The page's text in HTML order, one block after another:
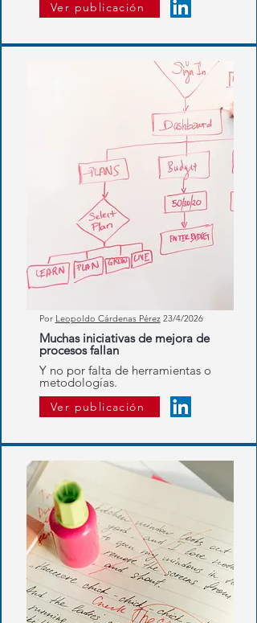
Ver publicación
Por Leopoldo Cárdenas Pérez23/4/2026
Muchas iniciativas de mejora de
procesos fallan
Y no por falta de herramientas o
metodologías.
Ver publicación